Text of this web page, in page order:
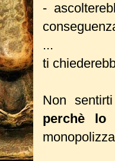
-
...
ti
Non
perchè lo